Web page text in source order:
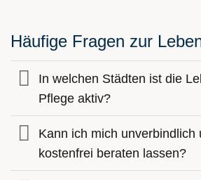
Häufige Fragen zur
In welchen Städten ist die
Pflege aktiv?
Kann ich mich unverbindlich
kostenfrei beraten lassen?